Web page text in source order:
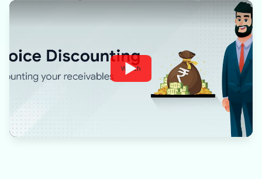
Watch